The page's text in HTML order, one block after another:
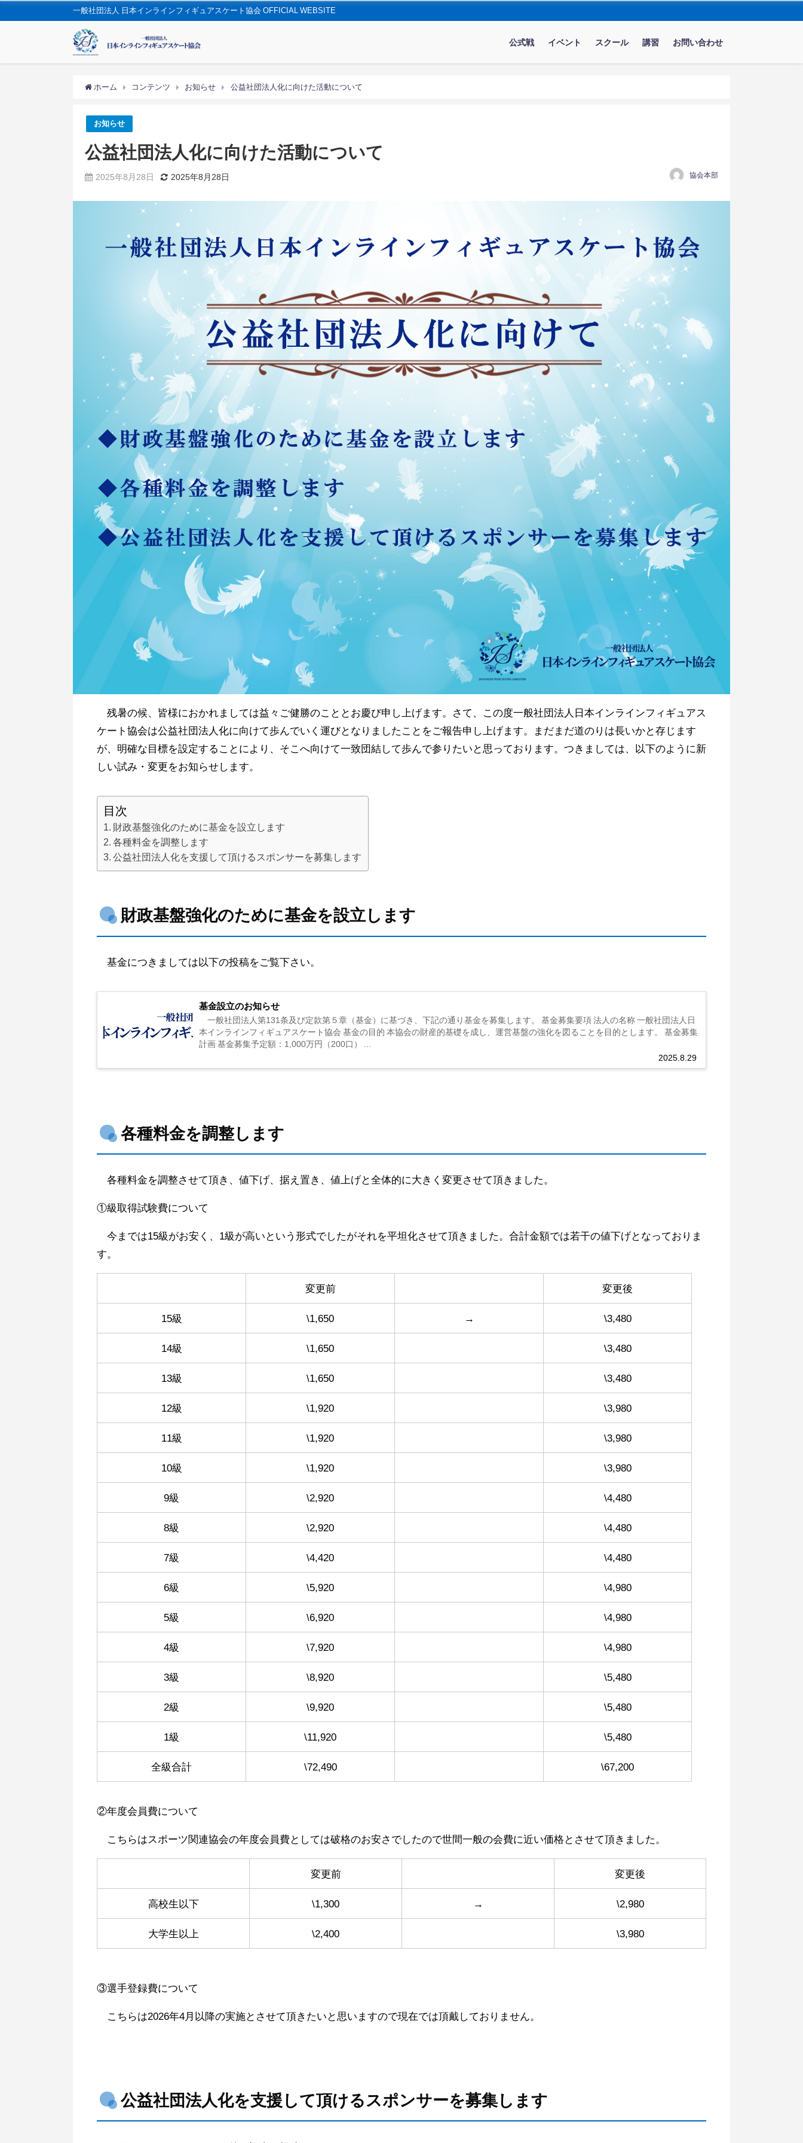
一般社団法人 日本インラインフィギュアスケート協会 OFFICIAL WEBSITE
公式戦 イベント スクール 講習 お問い合わせ
ホーム コンテンツ お知らせ 公益社団法人化に向けた活動について
お知らせ
公益社団法人化に向けた活動について
2025年8月28日 2025年8月28日 協会本部
残暑の候、皆様におかれましては益々ご健勝のこととお慶び申し上げます。さて、この度一般社団法人日本インラインフィギュアス
ケート協会は公益社団法人化に向けて歩んでいく運びとなりましたことをご報告申し上げます。まだまだ道のりは長いかと存じます
が、明確な目標を設定することにより、そこへ向けて一致団結して歩んで参りたいと思っております。つきましては、以下のように新
しい試み・変更をお知らせします。
目次
財政基盤強化のために基金を設立します
各種料金を調整します
公益社団法人化を支援して頂けるスポンサーを募集します
財政基盤強化のために基金を設立します
基金につきましては以下の投稿をご覧下さい。
基金設立のお知らせ
2025.8.29
一般社団法人第131条及び定款第５章（基金）に基づき、下記の通り基金を募集します。 基金募集要項 法人の名称 一般社団法人日
本インラインフィギュアスケート協会 基金の目的 本協会の財産的基礎を成し、運営基盤の強化を図ることを目的とします。 基金募集
計画 基金募集予定額：1,000万円（200口） ...
各種料金を調整します
各種料金を調整させて頂き、値下げ、据え置き、値上げと全体的に大きく変更させて頂きました。
①級取得試験費について
今までは15級がお安く、1級が高いという形式でしたがそれを平坦化させて頂きました。合計金額では若干の値下げとなっておりま
す。
変更前 変更後
15級 \1,650 → \3,480
14級 \1,650 \3,480
13級 \1,650 \3,480
12級 \1,920 \3,980
11級 \1,920 \3,980
10級 \1,920 \3,980
9級 \2,920 \4,480
8級 \2,920 \4,480
7級 \4,420 \4,480
6級 \5,920 \4,980
5級 \6,920 \4,980
4級 \7,920 \4,980
3級 \8,920 \5,480
2級 \9,920 \5,480
1級 \11,920 \5,480
全級合計 \72,490 \67,200
②年度会員費について
こちらはスポーツ関連協会の年度会員費としては破格のお安さでしたので世間一般の会費に近い価格とさせて頂きました。
変更前 変更後
高校生以下 \1,300 → \2,980
大学生以上 \2,400 \3,980
③選手登録費について
こちらは2026年4月以降の実施とさせて頂きたいと思いますので現在では頂戴しておりません。
公益社団法人化を支援して頂けるスポンサーを募集します